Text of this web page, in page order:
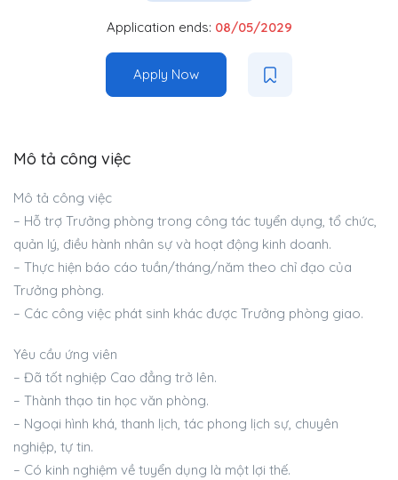
Application ends: 08/05/2029
Apply Now
Mô tả công việc
Mô tả công việc
– Hỗ trợ Trưởng phòng trong công tác tuyển dụng, tổ chức,
quản lý, điều hành nhân sự và hoạt động kinh doanh.
– Thực hiện báo cáo tuần/tháng/năm theo chỉ đạo của
Trưởng phòng.
– Các công việc phát sinh khác được Trưởng phòng giao.
Yêu cầu ứng viên
– Đã tốt nghiệp Cao đẳng trở lên.
– Thành thạo tin học văn phòng.
– Ngoại hình khá, thanh lịch, tác phong lịch sự, chuyên
nghiệp, tự tin.
– Có kinh nghiệm về tuyển dụng là một lợi thế.